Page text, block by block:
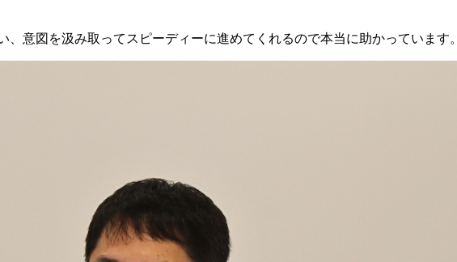
、意図を汲み取ってスピーディーに進めてくれるので本当に助かっています。